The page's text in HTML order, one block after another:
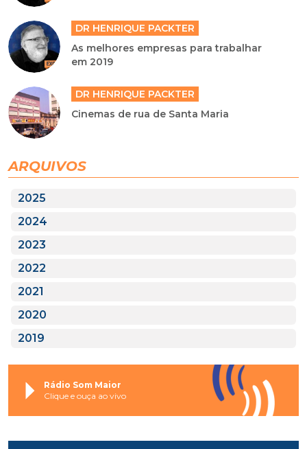
DR HENRIQUE PACKTER
As melhores empresas para trabalhar
em 2019
DR HENRIQUE PACKTER
Cinemas de rua de Santa Maria
ARQUIVOS
2025
2024
2023
2022
2021
2020
2019
Rádio Som Maior
Clique e ouça ao vivo